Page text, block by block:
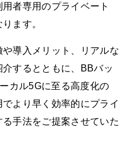
者専用のプライベート
ます。
導入メリット、リアルな
するとともに、BBバッ
カル5Gに至る高度化の
より早く効率的にプライ
手法をご提案させていた